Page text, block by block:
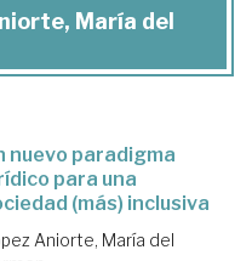
María del
nuevo paradigma
para una
(más) inclusiva
Aniorte, María del